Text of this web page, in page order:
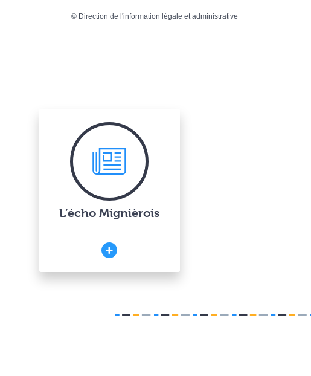
© Direction de l'information légale et administrative
L’écho Mignièrois